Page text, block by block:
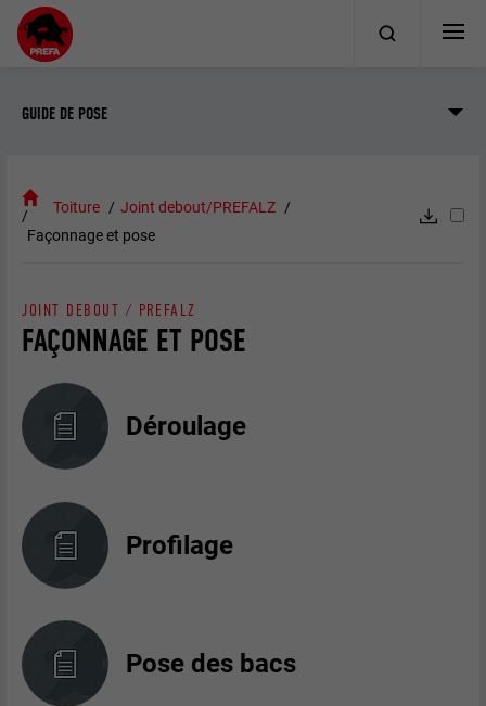
GUIDE DE POSE
Toiture
Joint debout/PREFALZ
Façonnage et pose
FAÇONNAGE ET POSE
JOINT DEBOUT / PREFALZ
Déroulage
Profilage
Pose des bacs